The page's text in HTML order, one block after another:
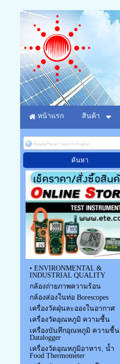
หน้าแรก สินค้า
• ENVIRONMENTAL &
INDUSTRIAL QUALITY
กล้องถ่ายภาพความร้อน
กล้องส่องในท่อ Borescopes
เครื่องวัดฝุ่นละอองในอากาศ
เครื่องวัดอุณหภูมิ ความชื้น
เครื่องบันทึกอุณหภูมิ ความชื้น
Datalogger
เครื่องวัดอุณหภูมิอาหาร, น้ำ
Food Thermometer